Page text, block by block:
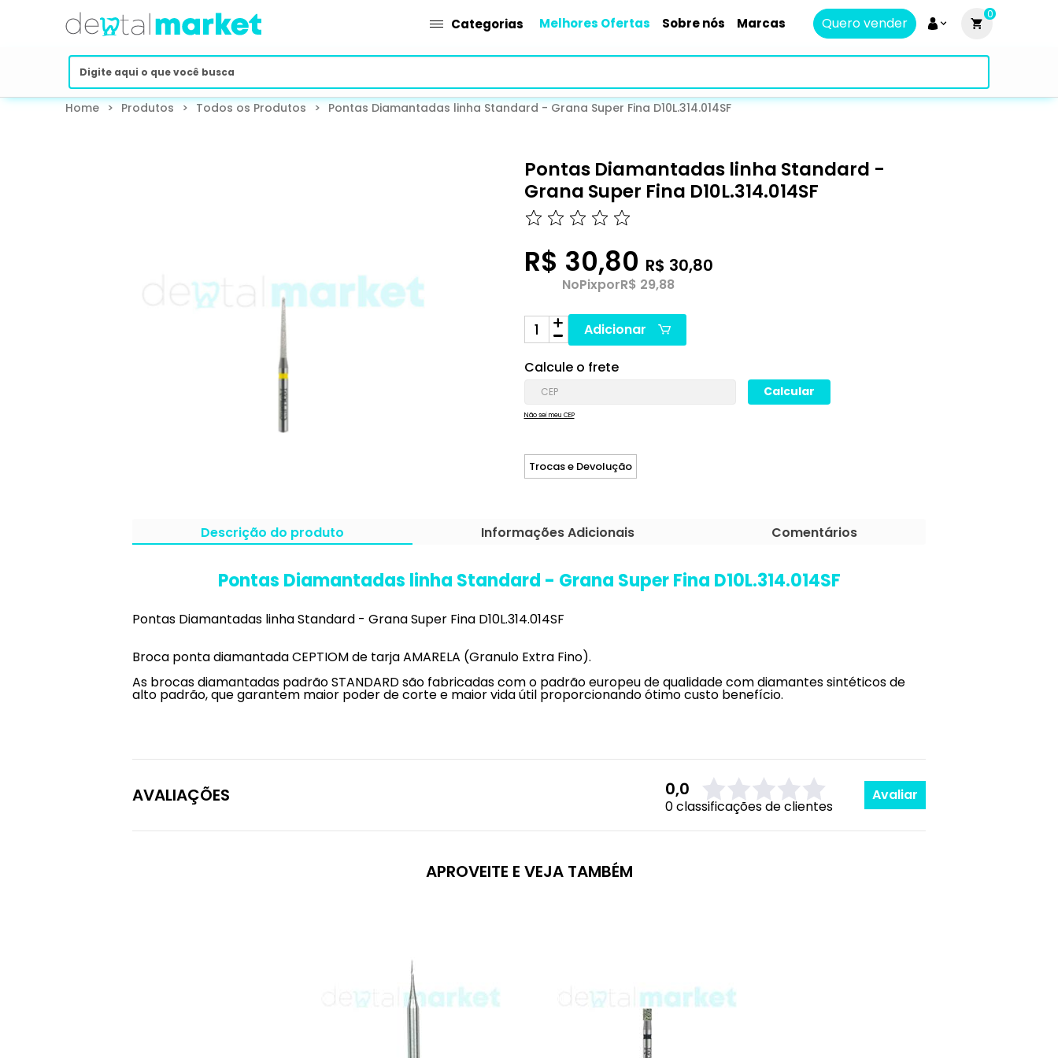
Categorias Melhores Ofertas Sobre nós Marcas Quero vender
0
Home > Produtos > Todos os Produtos > Pontas Diamantadas linha Standard - Grana Super Fina D10L.314.014SF
Pontas Diamantadas linha Standard -
Grana Super Fina D10L.314.014SF
R$ 30,80 R$ 30,80
NoPixporR$ 29,88
Adicionar
Calcule o frete
Não sei meu CEP
Trocas e Devolução
Descrição do produto Informações Adicionais Comentários
Pontas Diamantadas linha Standard - Grana Super Fina D10L.314.014SF
Pontas Diamantadas linha Standard - Grana Super Fina D10L.314.014SF
Broca ponta diamantada CEPTIOM de tarja AMARELA (Granulo Extra Fino).
As brocas diamantadas padrão STANDARD são fabricadas com o padrão europeu de qualidade com diamantes sintéticos de
alto padrão, que garantem maior poder de corte e maior vida útil proporcionando ótimo custo benefício.
AVALIAÇÕES 0,0
0 classificações de clientes
Avaliar
APROVEITE E VEJA TAMBÉM